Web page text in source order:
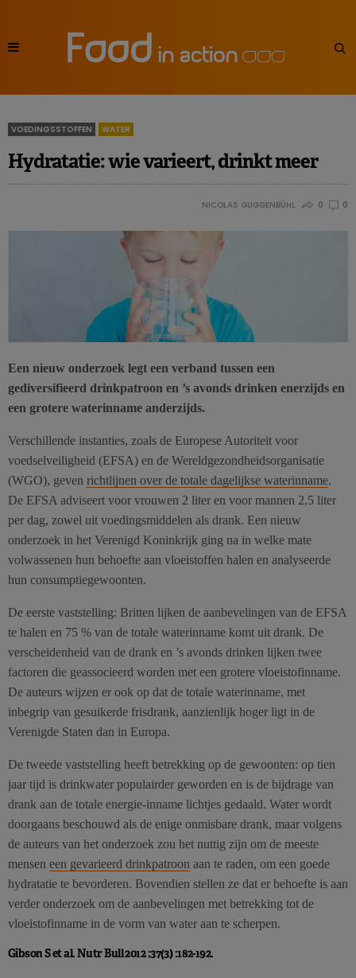
VOEDINGSSTOFFEN WATER
Hydratatie: wie varieert, drinkt meer
NICOLAS GUGGENBÜHL 0 0
Een nieuw onderzoek legt een verband tussen een
gediversifieerd drinkpatroon en ’s avonds drinken enerzijds en
een grotere waterinname anderzijds.
Verschillende instanties, zoals de Europese Autoriteit voor
voedselveiligheid (EFSA) en de Wereldgezondheidsorganisatie
(WGO), geven richtlijnen over de totale dagelijkse waterinname.
De EFSA adviseert voor vrouwen 2 liter en voor mannen 2,5 liter
per dag, zowel uit voedingsmiddelen als drank. Een nieuw
onderzoek in het Verenigd Koninkrijk ging na in welke mate
volwassenen hun behoefte aan vloeistoffen halen en analyseerde
hun consumptiegewoonten.
De eerste vaststelling: Britten lijken de aanbevelingen van de EFSA
te halen en 75 % van de totale waterinname komt uit drank. De
verscheidenheid van de drank en ’s avonds drinken lijken twee
factoren die geassocieerd worden met een grotere vloeistofinname.
De auteurs wijzen er ook op dat de totale waterinname, met
inbegrip van gesuikerde frisdrank, aanzienlijk hoger ligt in de
Verenigde Staten dan in Europa.
De tweede vaststelling heeft betrekking op de gewoonten: op tien
jaar tijd is drinkwater populairder geworden en is de bijdrage van
drank aan de totale energie-inname lichtjes gedaald. Water wordt
doorgaans beschouwd als de enige onmisbare drank, maar volgens
de auteurs van het onderzoek zou het nuttig zijn om de meeste
mensen een gevarieerd drinkpatroon aan te raden, om een goede
hydratatie te bevorderen. Bovendien stellen ze dat er behoefte is aan
verder onderzoek om de aanbevelingen met betrekking tot de
vloeistofinname in de vorm van water aan te scherpen.
Gibson S et al. Nutr Bull 2012 ;37(3) :182-192.